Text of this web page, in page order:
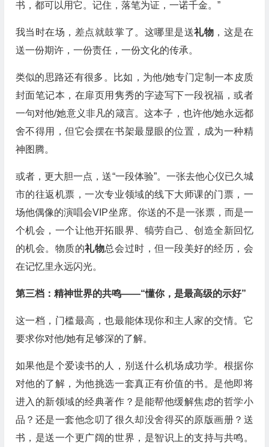
书，都可以用它。记住，落笔为证，一诺千金。”
我当时在场，差点就鼓掌了。这哪里是送礼物 ，这是在
送一份期许，一份责任，一份文化的传承。
类似的思路还有很多。比如，为他/她专门定制一本皮质
封面笔记本，在扉页用隽秀的字迹写下一段祝福，或者
一句对他/她意义非凡的箴言。这本子，也许他/她永远都
舍不得用，但它会摆在书架最显眼的位置，成为一种精
神图腾。
或者，更大胆一点，送“一段体验”。一张去他心仪已久城
市的往返机票，一次专业领域的线下大师课的门票，一
场他偶像的演唱会VIP坐席。你送的不是一张票，而是一
个机会，一个让他开拓眼界、犒劳自己、创造全新回忆
的机会。物质的礼物总会过时，但一段美好的经历，会
在记忆里永远闪光。
第三档：精神世界的共鸣——“懂你，是最高级的示好”
这一档，门槛最高，也最能体现你和主人家的交情。它
要求你对他/她有足够深的了解。
如果他是个爱读书的人，别送什么机场成功学。根据你
对他的了解，为他挑选一套真正有价值的书。是他即将
进入的新领域的经典著作？是能帮他缓解焦虑的哲学小
品？还是一套他念叨了很久却没舍得买的原版画册？送
书，是送一个更广阔的世界，是智识上的支持与共鸣。